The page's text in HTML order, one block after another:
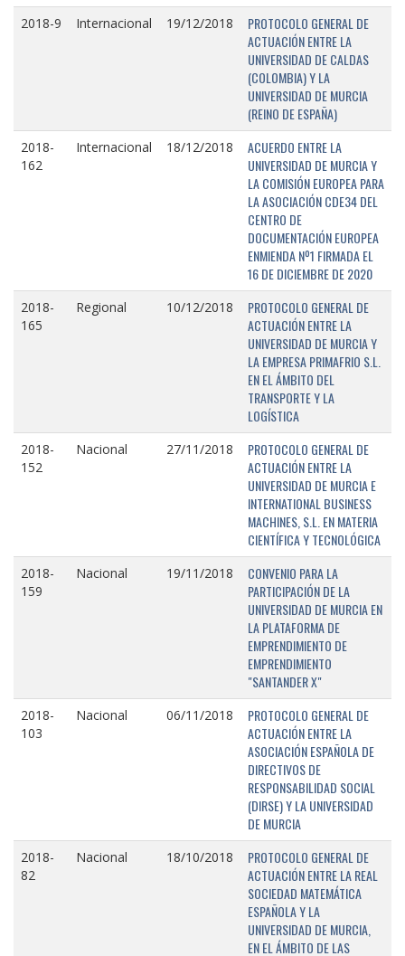
2018-9 Internacional 19/12/2018
PROTOCOLO GENERAL DE
ACTUACIÓN ENTRE LA
UNIVERSIDAD DE CALDAS
(COLOMBIA) Y LA
UNIVERSIDAD DE MURCIA
(REINO DE ESPAÑA)
2018-
162
Internacional 18/12/2018
ACUERDO ENTRE LA
UNIVERSIDAD DE MURCIA Y
LA COMISIÓN EUROPEA PARA
LA ASOCIACIÓN CDE34 DEL
CENTRO DE
DOCUMENTACIÓN EUROPEA
ENMIENDA Nº1 FIRMADA EL
16 DE DICIEMBRE DE 2020
2018-
165
Regional 10/12/2018
PROTOCOLO GENERAL DE
ACTUACIÓN ENTRE LA
UNIVERSIDAD DE MURCIA Y
LA EMPRESA PRIMAFRIO S.L.
EN EL ÁMBITO DEL
TRANSPORTE Y LA
LOGÍSTICA
2018-
152
Nacional 27/11/2018
PROTOCOLO GENERAL DE
ACTUACIÓN ENTRE LA
UNIVERSIDAD DE MURCIA E
INTERNATIONAL BUSINESS
MACHINES, S.L. EN MATERIA
CIENTÍFICA Y TECNOLÓGICA
2018-
159
Nacional 19/11/2018
CONVENIO PARA LA
PARTICIPACIÓN DE LA
UNIVERSIDAD DE MURCIA EN
LA PLATAFORMA DE
EMPRENDIMIENTO DE
EMPRENDIMIENTO
"SANTANDER X"
2018-
103
Nacional 06/11/2018
PROTOCOLO GENERAL DE
ACTUACIÓN ENTRE LA
ASOCIACIÓN ESPAÑOLA DE
DIRECTIVOS DE
RESPONSABILIDAD SOCIAL
(DIRSE) Y LA UNIVERSIDAD
DE MURCIA
2018-
82
Nacional 18/10/2018
PROTOCOLO GENERAL DE
ACTUACIÓN ENTRE LA REAL
SOCIEDAD MATEMÁTICA
ESPAÑOLA Y LA
UNIVERSIDAD DE MURCIA,
EN EL ÁMBITO DE LAS